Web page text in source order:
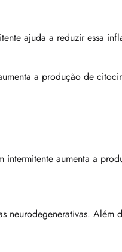
ajuda a reduzir essa
a produção de
aumenta a
neurodegenerativas. Além